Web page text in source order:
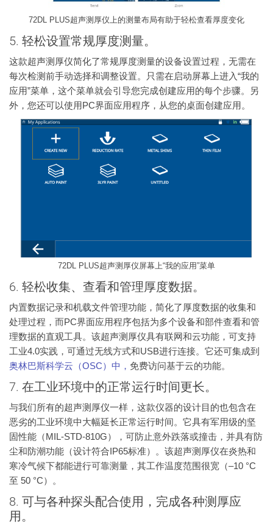
72DL PLUS超声测厚仪上的测量布局有助于轻松查看厚度变化
5. 轻松设置常规厚度测量。
这款超声测厚仪简化了常规厚度测量的设备设置过程，无需在
每次检测前手动选择和调整设置。只需在启动屏幕上进入“我的
应用”菜单，这个菜单就会引导您完成创建应用的每个步骤。另
外，您还可以使用PC界面应用程序，从您的桌面创建应用。
72DL PLUS超声测厚仪屏幕上“我的应用”菜单
6. 轻松收集、查看和管理厚度数据。
内置数据记录和机载文件管理功能，简化了厚度数据的收集和
处理过程，而PC界面应用程序包括为多个设备和部件查看和管
理数据的直观工具。该超声测厚仪具有联网和云功能，可支持
工业4.0实践，可通过无线方式和USB进行连接。它还可集成到
奥林巴斯科学云（OSC）中， 免费访问基于云的功能。
7. 在工业环境中的正常运行时间更长。
与我们所有的超声测厚仪一样，这款仪器的设计目的也包含在
恶劣的工业环境中大幅延长正常运行时间。它具有军用级的坚
固性能（MIL-STD-810G），可防止意外跌落或撞击，并具有防
尘和防潮功能（设计符合IP65标准）。该超声测厚仪在炎热和
寒冷气候下都能进行可靠测量，其工作温度范围很宽（–10 °C
至 50 °C）。
8. 可与各种探头配合使用，完成各种测厚应
用。